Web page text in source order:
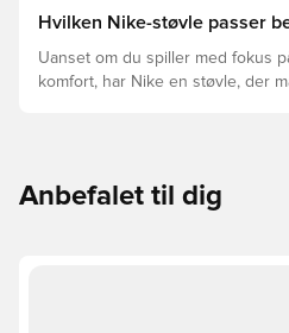
støvler der er det bedste valg til
Hvilken Nike-støvle passer
Uanset om du spiller med fokus
komfort, har Nike en støvle, der
Anbefalet til dig